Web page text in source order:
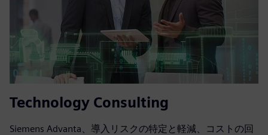
Technology Consulting
Siemens Advanta、導入リスクの特定と軽減、コストの回